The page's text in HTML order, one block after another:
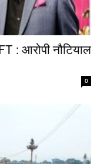
: आरोपी नौटियाल
0